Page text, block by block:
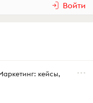
Войти
кейсы,